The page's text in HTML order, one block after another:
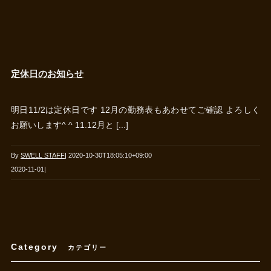
定休日のお知らせ
明日11/2は定休日です 12月の勤務表もあわせてご確認 よろしく
お願いします^ ^ 11.12月と [...]
By SWELL STAFF| 2020-10-30T18:05:10+09:00
2020-11-01 |
Category カテゴリー